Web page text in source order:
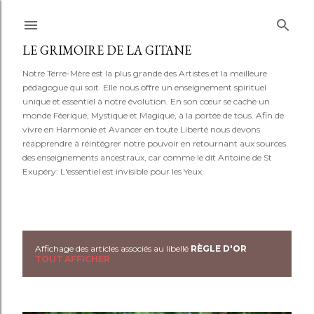
LE GRIMOIRE DE LA GITANE
Notre Terre-Mère est la plus grande des Artistes et la meilleure
pédagogue qui soit. Elle nous offre un enseignement spirituel
unique et essentiel à notre évolution. En son cœur se cache un
monde Féerique, Mystique et Magique, à la portée de tous. Afin de
vivre en Harmonie et Avancer en toute Liberté nous devons
réapprendre à réintégrer notre pouvoir en retournant aux sources
des enseignements ancestraux, car comme le dit Antoine de St
Exupéry: L'essentiel est invisible pour les Yeux.
AAffichage des articles associés au libellé RÈGLE D'OR
TOUT AFFICHER